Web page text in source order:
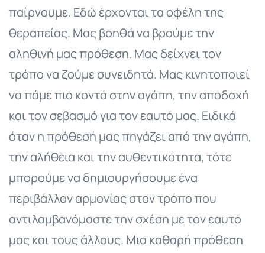
παίρνουμε. Εδώ έρχονται τα οφέλη της
θεραπείας. Μας βοηθά να βρούμε την
αληθινή μας πρόθεση. Μας δείχνει τον
τρόπο να ζούμε συνειδητά. Μας κινητοποιεί
να πάμε πιο κοντά στην αγάπη, την αποδοχή
και τον σεβασμό για τον εαυτό μας. Ειδικά
όταν η πρόθεσή μας πηγάζει από την αγάπη,
την αλήθεια και την αυθεντικότητα, τότε
μπορούμε να δημιουργήσουμε ένα
περιβάλλον αρμονίας στον τρόπο που
αντιλαμβανόμαστε την σχέση με τον εαυτό
μας και τους άλλους. Μια καθαρή πρόθεση